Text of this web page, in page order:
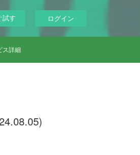
試す ログイン
ス詳細